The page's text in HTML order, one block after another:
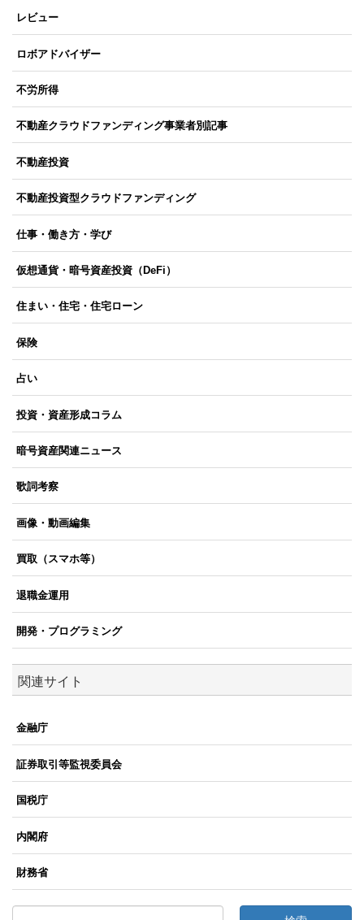
レビュー
ロボアドバイザー
不労所得
不動産クラウドファンディング事業者別記事
不動産投資
不動産投資型クラウドファンディング
仕事・働き方・学び
仮想通貨・暗号資産投資（DeFi）
住まい・住宅・住宅ローン
保険
占い
投資・資産形成コラム
暗号資産関連ニュース
歌詞考察
画像・動画編集
買取（スマホ等）
退職金運用
開発・プログラミング
関連サイト
金融庁
証券取引等監視委員会
国税庁
内閣府
財務省